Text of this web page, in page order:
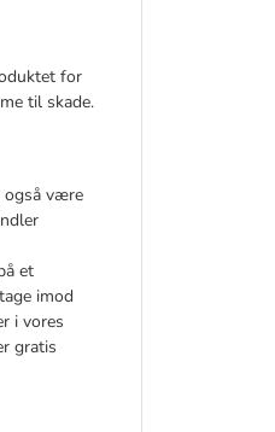
for
til skade.
også være
et
imod
i vores
gratis